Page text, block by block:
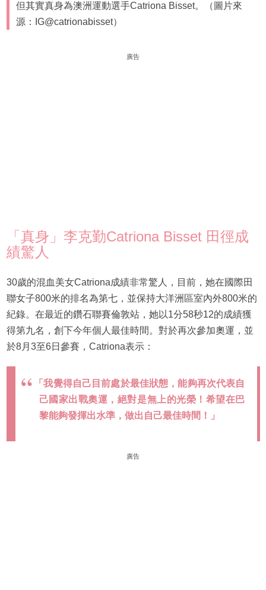
但其實真身為澳洲運動選手Catriona Bisset。（圖片來
源：IG@catrionabisset）
廣告
「真身」李克勤Catriona Bisset 田徑成
績驚人
30歲的混血美女Catriona成績非常驚人，目前，她在國際田
聯女子800米的排名為第七，並保持大洋洲區室內外800米的
紀錄。在最近的鑽石聯賽倫敦站，她以1分58秒12的成績獲
得第九名，創下今年個人最佳時間。對於再次參加奧運，並
於8月3至6日參賽，Catriona表示：
「我覺得自己目前處於最佳狀態，能夠再次代表自
己國家出戰奧運，絕對是無上的光榮！希望在巴
黎能夠發揮出水準，做出自己最佳時間！」
廣告